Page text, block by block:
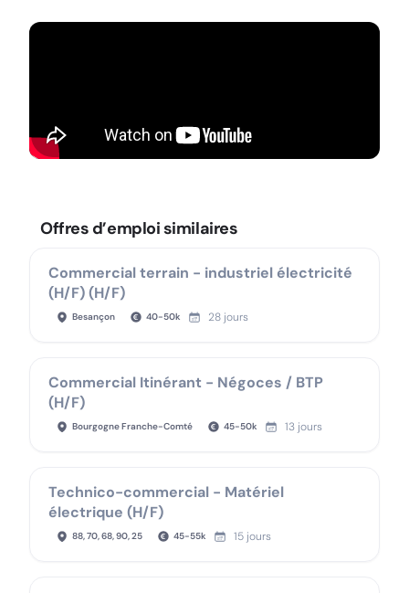
Offres d’emploi similaires
Commercial terrain - industriel électricité
(H/F) (H/F)
Besançon 40-50k 28 jours
Commercial Itinérant - Négoces / BTP
(H/F)
Bourgogne Franche-Comté 45-50k 13 jours
Technico-commercial - Matériel
électrique (H/F)
88, 70, 68, 90, 25 45-55k 15 jours